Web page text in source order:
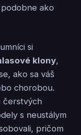
ako
si
klony,
ako sa váš
chorobou.
čerstvých
s neustálym
pričom